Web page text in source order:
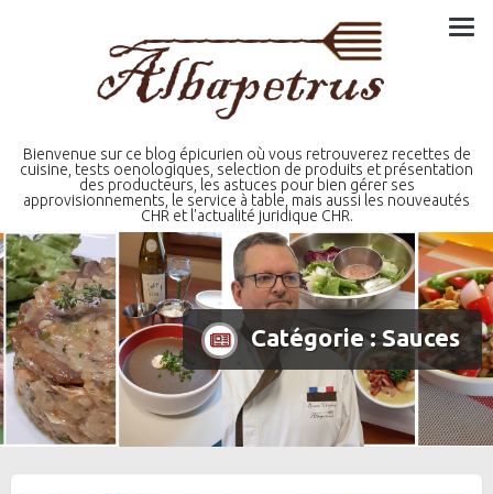
Bienvenue sur ce blog épicurien où vous retrouverez recettes de
cuisine, tests oenologiques, selection de produits et présentation
des producteurs, les astuces pour bien gérer ses
approvisionnements, le service à table, mais aussi les nouveautés
CHR et l'actualité juridique CHR.
Catégorie :Sauces